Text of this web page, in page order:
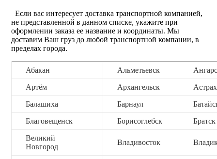
Если вас интересует доставка транспортной компанией,
не представленной в данном списке, укажите при
оформлении заказа ее название и координаты. Мы
доставим Ваш груз до любой транспортной компании, в
пределах города.
Абакан Альметьевск
Артём Архангельск
Балашиха Барнаул
Благовещенск Борисоглебск Братск
Великий
Новгород
Владивосток